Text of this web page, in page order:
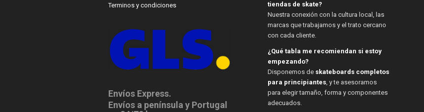
Terminos y condiciones
Envíos Express.
Envíos a península y Portugal
tiendas de skate?
Nuestra conexión con la cultura local, las
marcas que trabajamos y el trato cercano
con cada cliente.
¿Qué tabla me recomiendan si estoy
empezando?
Disponemos de skateboards completos
para principiantes, y te asesoramos
para elegir tamaño, forma y componentes
adecuados.